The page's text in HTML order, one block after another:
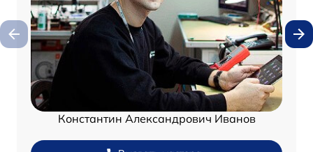
Константин Александрович Иванов